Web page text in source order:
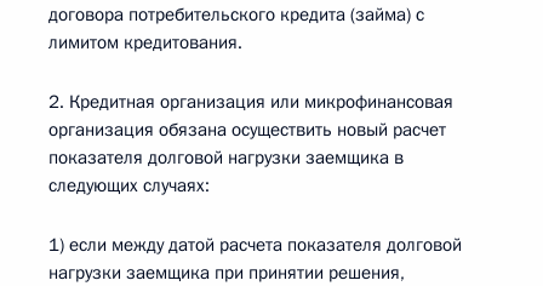
договора потребительского кредита (займа) с
лимитом кредитования.
2. Кредитная организация или микрофинансовая
организация обязана осуществить новый расчет
показателя долговой нагрузки заемщика в
следующих случаях:
1) если между датой расчета показателя долговой
нагрузки заемщика при принятии решения,